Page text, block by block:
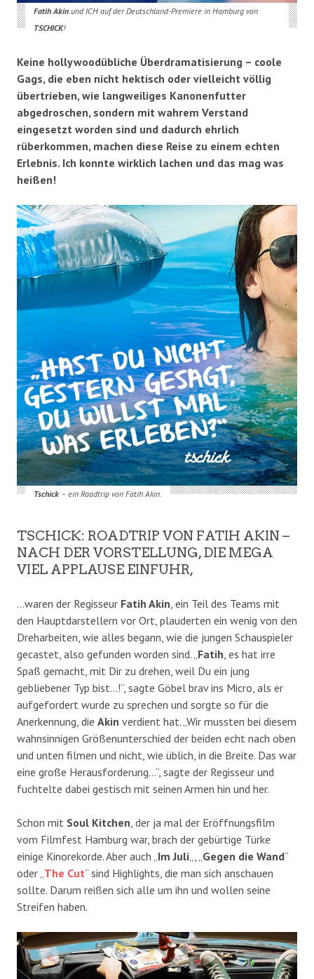
Fatih Akinund ICH auf der Deutschland-Premiere in Hamburg von
TSCHICK!
Keine hollywoodübliche Überdramatisierung – coole
Gags, die eben nicht hektisch oder vielleicht völlig
übertrieben, wie langweiliges Kanonenfutter
abgedroschen, sondern mit wahrem Verstand
eingesetzt worden sind und dadurch ehrlich
rüberkommen, machen diese Reise zu einem echten
Erlebnis. Ich konnte wirklich lachen und das mag was
heißen!
Tschick– ein Roadtrip von Fatih Akin.
TSCHICK: ROADTRIP VON FATIH AKIN –
NACH DER VORSTELLUNG, DIE MEGA
VIEL APPLAUSE EINFUHR,
…waren der Regisseur Fatih Akin, ein Teil des Teams mit
den Hauptdarstellern vor Ort, plauderten ein wenig von den
Dreharbeiten, wie alles begann, wie die jungen Schauspieler
gecastet, also gefunden worden sind. „Fatih, es hat irre
Spaß gemacht, mit Dir zu drehen, weil Du ein jung
gebliebener Typ bist…!“, sagte Göbel brav ins Micro, als er
aufgefordert wurde zu sprechen und sorgte so für die
Anerkennung, die Akin verdient hat. „Wir mussten bei diesem
wahnsinnigen Größenunterschied der beiden echt nach oben
und unten filmen und nicht, wie üblich, in die Breite. Das war
eine große Herausforderung…“, sagte der Regisseur und
fuchtelte dabei gestisch mit seinen Armen hin und her.
Schon mit Soul Kitchen, der ja mal der Eröffnungsfilm
vom Filmfest Hamburg war, brach der gebürtige Türke
einige Kinorekorde. Aber auch „Im Juli„, „Gegen die Wand“
oder „The Cut“ sind Highlights, die man sich anschauen
sollte. Darum reißen sich alle um ihn und wollen seine
Streifen haben.